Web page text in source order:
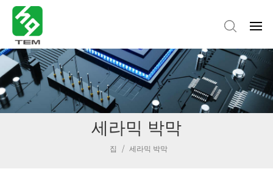
세라믹 박막
집 / 세라믹 박막